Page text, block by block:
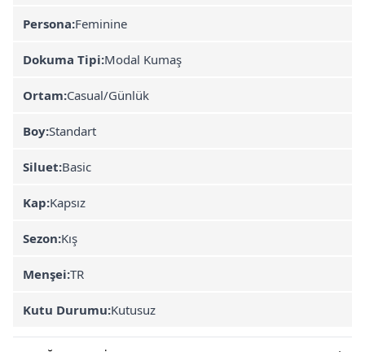
Persona:Feminine
Dokuma Tipi:Modal Kumaş
Ortam:Casual/Günlük
Boy:Standart
Siluet:Basic
Kap:Kapsız
Sezon:Kış
Menşei:TR
Kutu Durumu:Kutusuz